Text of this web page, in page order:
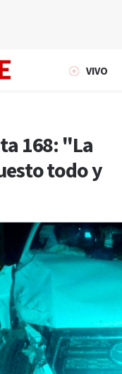
VIVO
168: "La
todo y